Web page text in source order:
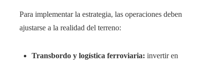
Para implementar la estrategia, las operaciones deben
ajustarse a la realidad del terreno:
Transbordo y logística ferroviaria: invertir en